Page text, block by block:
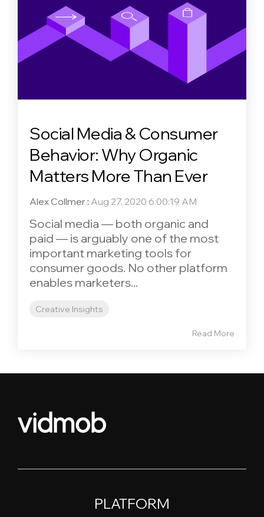
Social Media & Consumer
Behavior: Why Organic
Matters More Than Ever
Alex Collmer : Aug 27, 2020 6:00:19 AM
Social media — both organic and
paid — is arguably one of the most
important marketing tools for
consumer goods. No other platform
enables marketers...
Creative Insights
Read More
PLATFORM